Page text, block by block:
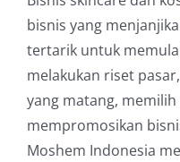
bisnis yang
tertarik untuk
melakukan riset
yang matang,
mempromosikan
Moshem Indonesia